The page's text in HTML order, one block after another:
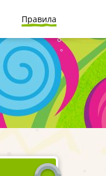
Правила